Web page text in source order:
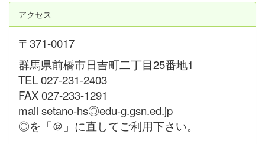
アクセス
〒371-0017
群馬県前橋市日吉町二丁目25番地1
TEL 027-231-2403
FAX 027-233-1291
mail setano-hs◎edu-g.gsn.ed.jp
◎を「＠」に直してご利用下さい。